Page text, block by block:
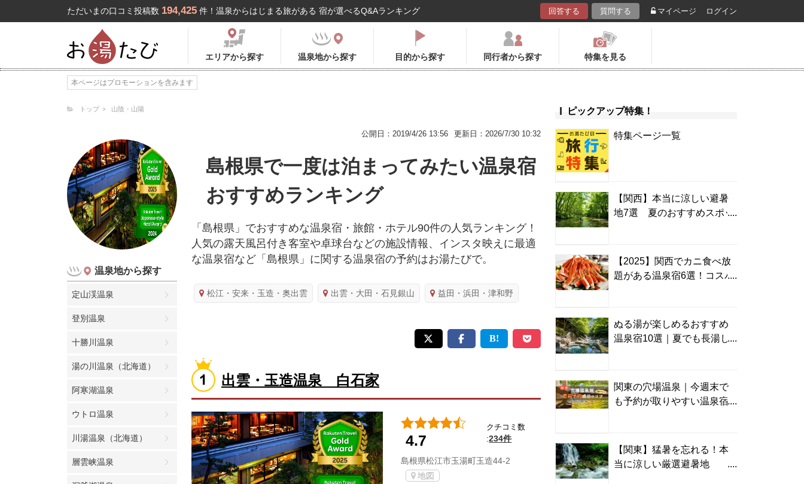
ただいまの口コミ投稿数 194,425 件！温泉からはじまる旅がある 宿が選べるQ&Aランキング 回答する 質問する マイページ ログイン
エリアから探す 温泉地から探す 目的から探す 同行者から探す 特集を見る
本ページはプロモーションを含みます
トップ 山陰・山陽
公開日：2019/4/26 13:56 更新日：2026/7/30 10:32
温泉地から探す
定山渓温泉
登別温泉
十勝川温泉
湯の川温泉（北海道）
阿寒湖温泉
ウトロ温泉
川湯温泉（北海道）
層雲峡温泉
島根県で一度は泊まってみたい温泉宿
おすすめランキング
「島根県」でおすすめな温泉宿・旅館・ホテル90件の人気ランキング！
人気の露天風呂付き客室や卓球台などの施設情報、インスタ映えに最適
な温泉宿など「島根県」に関する温泉宿の予約はお湯たびで。
松江・安来・玉造・奥出雲 出雲・大田・石見銀山 益田・浜田・津和野
出雲・玉造温泉 白石家
4.7
クチコミ数
:234件
島根県松江市玉湯町玉造44-2
地図
ピックアップ特集！
特集ページ一覧
【関西】本当に涼しい避暑
地7選 夏のおすすめスポッ
【2025】関西でカニ食べ放
題がある温泉宿6選！コスパ
ぬる湯が楽しめるおすすめ
温泉宿10選｜夏でも長湯し
関東の穴場温泉｜今週末で
も予約が取りやすい温泉宿
【関東】猛暑を忘れる！本
当に涼しい厳選避暑地